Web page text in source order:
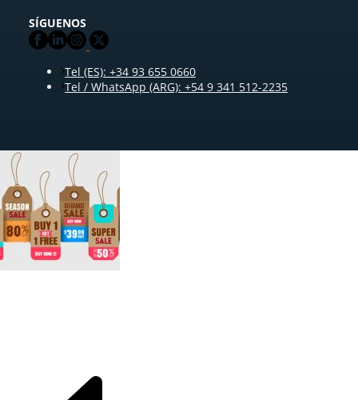
SÍGUENOS
Tel (ES): +34 93 655 0660
Tel / WhatsApp (ARG): +54 9 341 512-2235